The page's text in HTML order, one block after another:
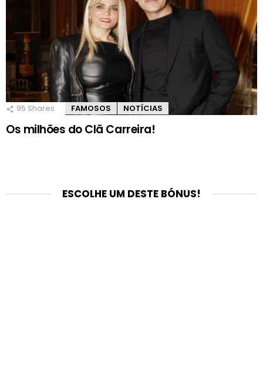
95 Shares FAMOSOS NOTÍCIAS
Os milhões do Clã Carreira!
ESCOLHE UM DESTE BÓNUS!